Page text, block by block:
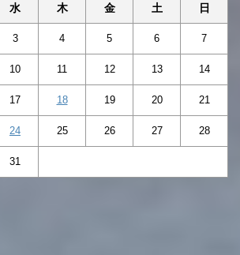
水 木 金 土 日
3 4 5 6 7
10 11 12 13 14
17 18 19 20 21
24 25 26 27 28
31